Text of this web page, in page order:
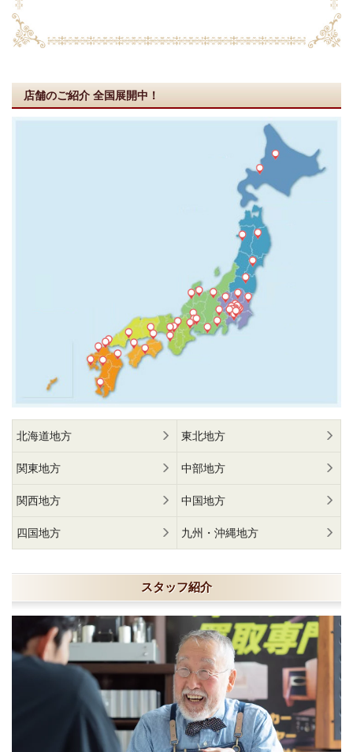
店舗のご紹介 全国展開中！
北海道地方 東北地方
関東地方 中部地方
関西地方 中国地方
四国地方 九州・沖縄地方
スタッフ紹介